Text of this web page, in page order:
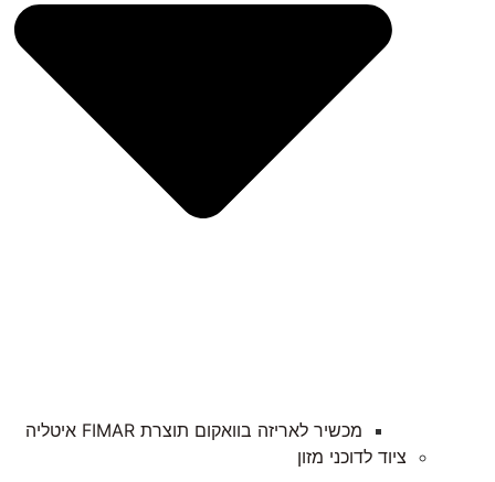
מכשיר לאריזה בוואקום תוצרת FIMAR איטליה​
ציוד לדוכני מזון